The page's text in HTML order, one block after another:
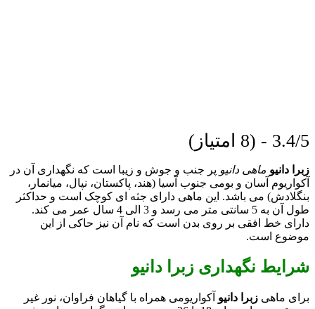
3.4/5 - (8 امتیاز)
زبرا دانیو ماهی دانیو پر جنب و جوش و زیبا است که نگهداری آن در
آکواریوم آسان و بومی جنوب آسیا (هند، پاکستان، نپال، میانمار،
بنگلادش) می باشد. این ماهی دارای جثه ای کوچک است و حداکثر
طول آن به 5 سانتی متر می رسد و 3 الی 4 سال عمر می کند.
دارای خط افقی بر روی بدن است که نام آن نیز حاکی از این
موضوع است.
شرایط نگهداری زبرا دانیو
برای ماهی زبرا دانیو آکواریومی همراه با گیاهان فراوان، نور غیر